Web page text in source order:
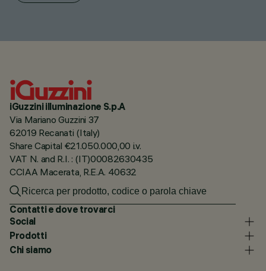
iGuzzini illuminazione S.p.A
Via Mariano Guzzini 37
62019 Recanati (Italy)
Share Capital €21.050.000,00 i.v.
VAT N. and R.I. : (IT)00082630435
CCIAA Macerata, R.E.A. 40632
Contatti e dove trovarci
Social
Prodotti
Chi siamo